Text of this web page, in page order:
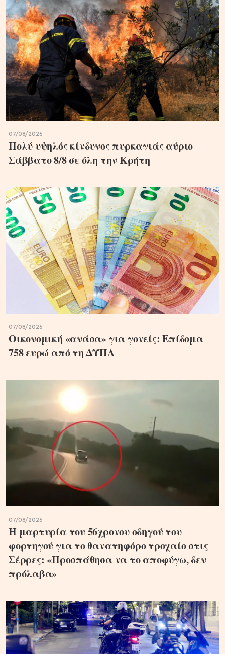
07/08/2026
Πολύ υψηλός κίνδυνος πυρκαγιάς αύριο
Σάββατο 8/8 σε όλη την Κρήτη
07/08/2026
Oικονομική «ανάσα» για γονείς: Επίδομα
758 ευρώ από τη ΔΥΠΑ
07/08/2026
Η μαρτυρία του 56χρονου οδηγού του
φορτηγού για το θανατηφόρο τροχαίο στις
Σέρρες: «Προσπάθησα να το αποφύγω, δεν
πρόλαβα»